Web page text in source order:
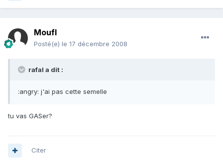
Moufl
Posté(e) le 17 décembre 2008
rafal a dit :
:angry: j'ai pas cette semelle
tu vas GASer?
Citer